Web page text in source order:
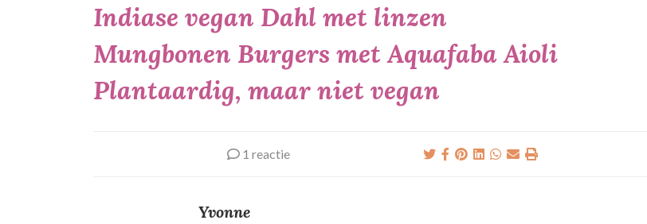
Indiase vegan Dahl met linzen
Mungbonen Burgers met Aquafaba Aioli
Plantaardig, maar niet vegan
1 reactie
Yvonne